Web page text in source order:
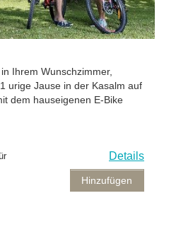
Ihrem Wunschzimmer,
urige Jause in der Kasalm auf
dem hauseigenen E-Bike
Details
Hinzufügen